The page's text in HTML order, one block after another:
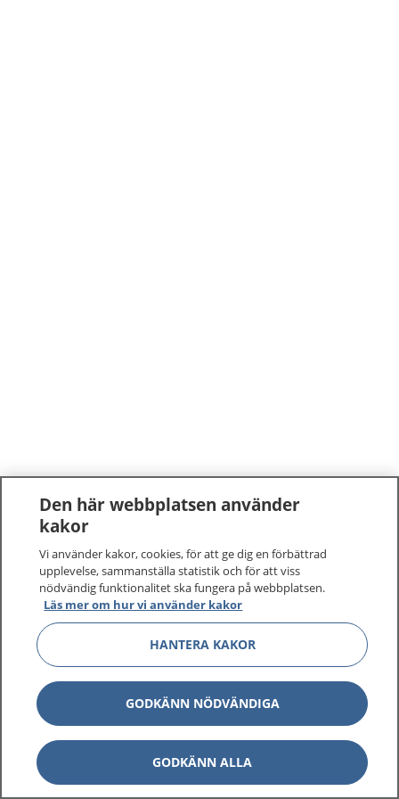
Den här webbplatsen använder
kakor
Vi använder kakor, cookies, för att ge dig en förbättrad
upplevelse, sammanställa statistik och för att viss
nödvändig funktionalitet ska fungera på webbplatsen.
Läs mer om hur vi använder kakor
HANTERA KAKOR
GODKÄNN NÖDVÄNDIGA
GODKÄNN ALLA